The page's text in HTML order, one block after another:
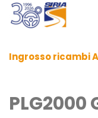
Ingrosso ricambi
PLG2000